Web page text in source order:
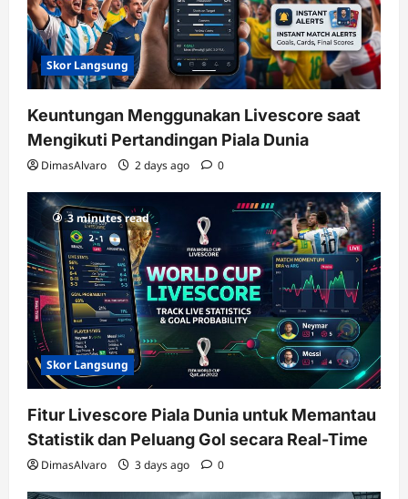
Skor Langsung
Keuntungan Menggunakan Livescore saat
Mengikuti Pertandingan Piala Dunia
DimasAlvaro 2 days ago 0
3 minutes read
Skor Langsung
Fitur Livescore Piala Dunia untuk Memantau
Statistik dan Peluang Gol secara Real-Time
DimasAlvaro 3 days ago 0